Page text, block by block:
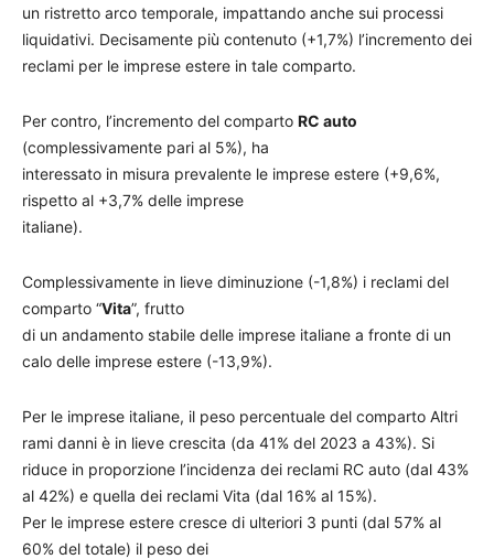
un ristretto arco temporale, impattando anche sui processi
liquidativi. Decisamente più contenuto (+1,7%) l’incremento dei
reclami per le imprese estere in tale comparto.
Per contro, l’incremento del comparto RC auto
(complessivamente pari al 5%), ha
interessato in misura prevalente le imprese estere (+9,6%,
rispetto al +3,7% delle imprese
italiane).
Complessivamente in lieve diminuzione (-1,8%) i reclami del
comparto “Vita”, frutto
di un andamento stabile delle imprese italiane a fronte di un
calo delle imprese estere (-13,9%).
Per le imprese italiane, il peso percentuale del comparto Altri
rami danni è in lieve crescita (da 41% del 2023 a 43%). Si
riduce in proporzione l’incidenza dei reclami RC auto (dal 43%
al 42%) e quella dei reclami Vita (dal 16% al 15%).
Per le imprese estere cresce di ulteriori 3 punti (dal 57% al
60% del totale) il peso dei